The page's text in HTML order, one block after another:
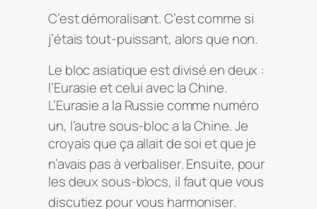
C’est démoralisant. C’est comme si
j’étais tout-puissant, alors que non.
Le bloc asiatique est divisé en deux :
l’Eurasie et celui avec la Chine.
L’Eurasie a la Russie comme numéro
un, l’autre sous-bloc a la Chine. Je
croyais que ça allait de soi et que je
n’avais pas à verbaliser. Ensuite, pour
les deux sous-blocs, il faut que vous
discutiez pour vous harmoniser.